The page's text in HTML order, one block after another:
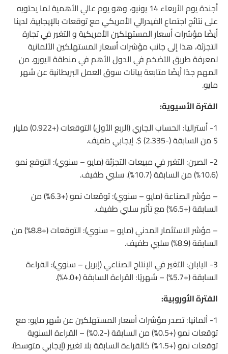
أجندة يوم الأربعاء 14 يونيو، وهو يوم عالي الأهمية لما يحتويه
على نتائج اجتماع الفيدرالي الأمريكي مع توقعات بالإيجابية. لدينا
أيضًا مؤشرات أسعار المستهلكين الأمريكية و التغير في تجارة
التجزئة، هذا إلى جانب مؤشرات أسعار المستهلكين الألمانية
لمعرفة طريق التضخم في الدول الأهم في منطقة اليورو. من
المهم جدًا أيضًا متابعة بيانات سوق العمل البريطانية عن شهر
مايو.
الفترة الأسيوية:
1- أستراليا: الحساب الجاري (الربع الأول) التوقعات (+0.922) مليار
$ من السابقة (-2.335) $. إيجابي طفيف.
2- الصين: التغير في مبيعات التجزئة (مايو – سنوي): التوقع نمو
(10.6%) من السابقة (10.7%). سلبي طفيف.
– مؤشر الصناعة (مايو – سنوي): توقعات نمو (+6.3%) من
السابقة (+6.5%) مع تأثير سلبي طفيف.
– مؤشر الاستثمار المدني (مايو – سنوي): التوقعات (+8.8%) من
السابقة (8.9%) سلبي طفيف.
3- اليابان: التغير في الإنتاج الصناعي (إبريل – سنوي): القراءة
السابقة (+5.7%) – شهريًا: القراءة السابقة (+4.0%).
الفترة الأوروبية:
1- ألمانيا: تصدر مؤشرات أسعار المستهلكين عن شهر مايو: مع
توقعات نمو (+0.5%) من السابقة (-0.2%) – القراءة السنوية
توقعات نمو (+1.5%) كالقراءة السابقة بلا تغيير (إيجابي متوسط).